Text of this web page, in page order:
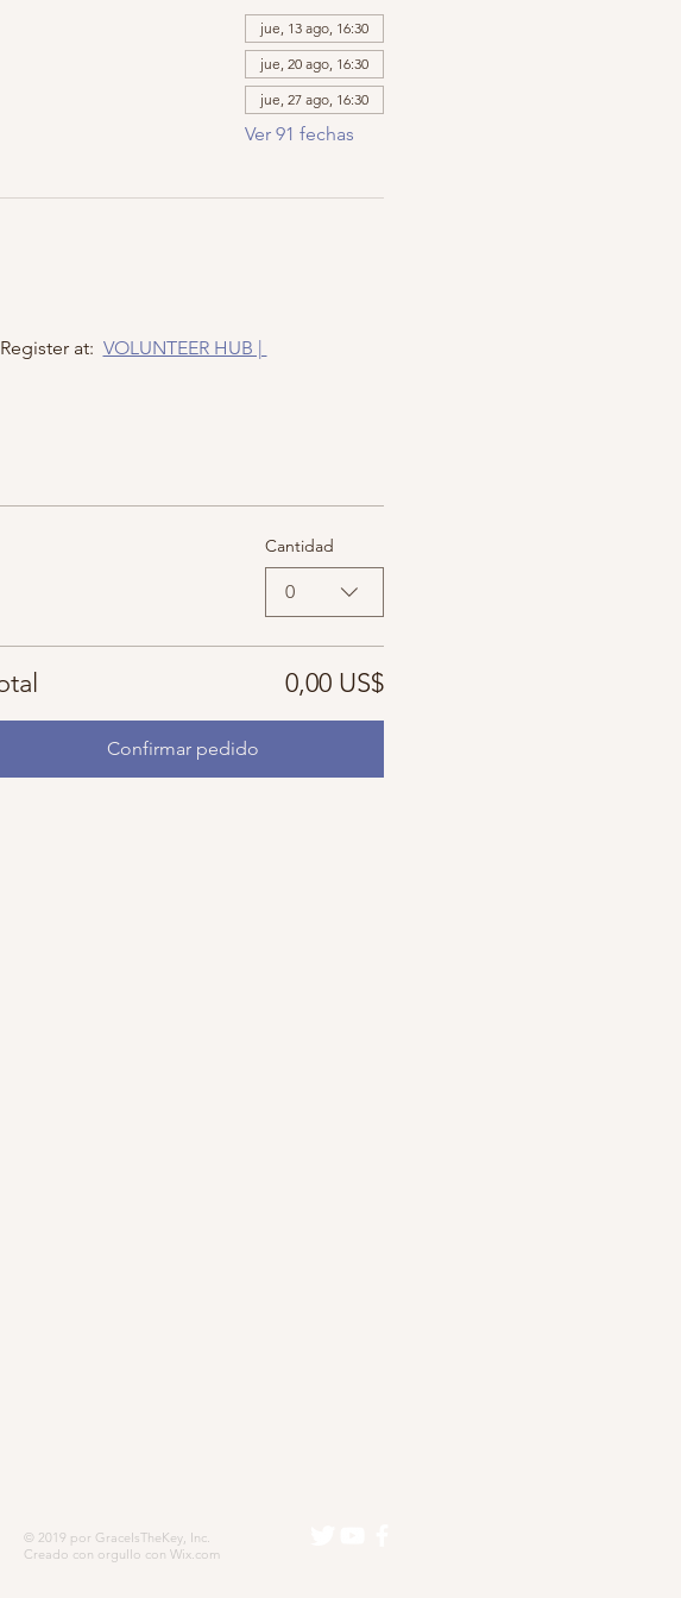
jue, 13 ago, 16:30
jue, 20 ago, 16:30
jue, 27 ago, 16:30
Ver 91 fechas
at: VOLUNTEER HUB |
Cantidad
0
0,00 US$
Confirmar pedido
© 2019 por GraceIsTheKey, Inc.
Creado con orgullo con Wix.com